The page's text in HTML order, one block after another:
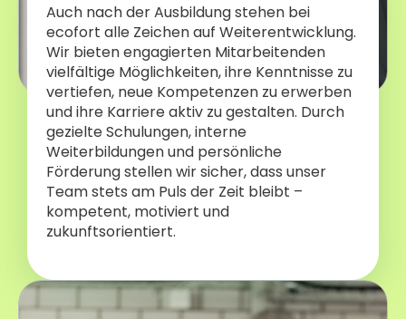
Auch nach der Ausbildung stehen bei
ecofort alle Zeichen auf Weiterentwicklung.
Wir bieten engagierten Mitarbeitenden
vielfältige Möglichkeiten, ihre Kenntnisse zu
vertiefen, neue Kompetenzen zu erwerben
und ihre Karriere aktiv zu gestalten. Durch
gezielte Schulungen, interne
Weiterbildungen und persönliche
Förderung stellen wir sicher, dass unser
Team stets am Puls der Zeit bleibt –
kompetent, motiviert und
zukunftsorientiert.